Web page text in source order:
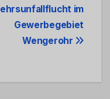
im
Gewerbegebiet
Wengerohr